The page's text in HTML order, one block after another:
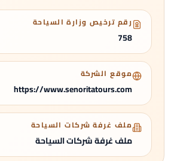
رقم ترخيص وزارة السياحة
758
موقع الشركة
https://www.senoritatours.com
ملف غرفة شركات السياحة
ملف غرفة شركات السياحة